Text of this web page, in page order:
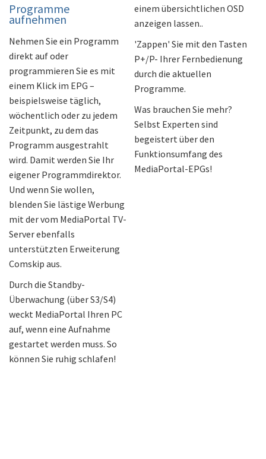
Programme
aufnehmen
Nehmen Sie ein Programm
direkt auf oder
programmieren Sie es mit
einem Klick im EPG –
beispielsweise täglich,
wöchentlich oder zu jedem
Zeitpunkt, zu dem das
Programm ausgestrahlt
wird. Damit werden Sie Ihr
eigener Programmdirektor.
Und wenn Sie wollen,
blenden Sie lästige Werbung
mit der vom MediaPortal TV-
Server ebenfalls
unterstützten Erweiterung
Comskip aus.
Durch die Standby-
Überwachung (über S3/S4)
weckt MediaPortal Ihren PC
auf, wenn eine Aufnahme
gestartet werden muss. So
können Sie ruhig schlafen!
einem übersichtlichen OSD
anzeigen lassen..
'Zappen' Sie mit den Tasten
P+/P- Ihrer Fernbedienung
durch die aktuellen
Programme.
Was brauchen Sie mehr?
Selbst Experten sind
begeistert über den
Funktionsumfang des
MediaPortal-EPGs!